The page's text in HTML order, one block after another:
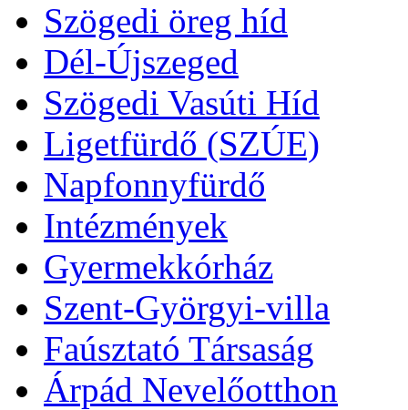
Szögedi öreg híd
Dél-Újszeged
Szögedi Vasúti Híd
Ligetfürdő (SZÚE)
Napfonnyfürdő
Intézmények
Gyermekkórház
Szent-Györgyi-villa
Faúsztató Társaság
Árpád Nevelőotthon